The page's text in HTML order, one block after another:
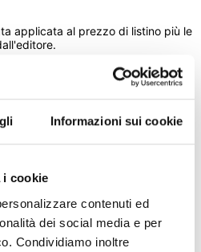
Informazioni sui cookie
i cookie
contenuti ed
dei social media e per
Condividiamo inoltre
applicata al prezzo di listino più le